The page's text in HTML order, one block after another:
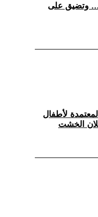
وتضيق على
لأطفال
الخشت